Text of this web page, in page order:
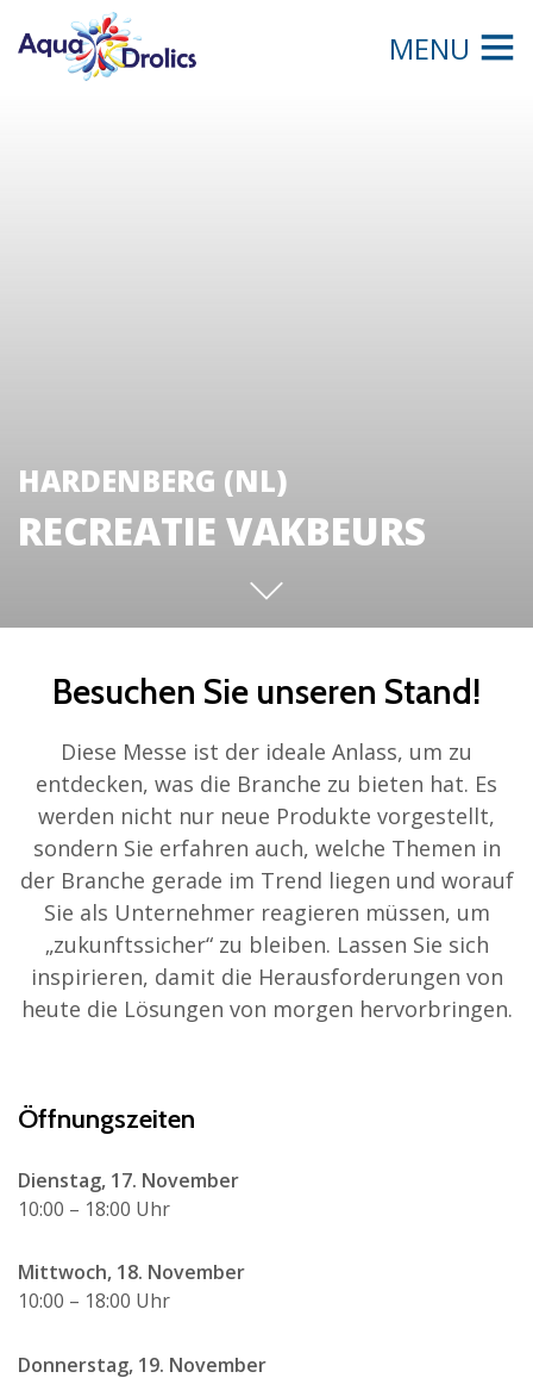
MENU
HARDENBERG (NL)
RECREATIE VAKBEURS
Besuchen Sie unseren Stand!
Diese Messe ist der ideale Anlass, um zu
entdecken, was die Branche zu bieten hat. Es
werden nicht nur neue Produkte vorgestellt,
sondern Sie erfahren auch, welche Themen in
der Branche gerade im Trend liegen und worauf
Sie als Unternehmer reagieren müssen, um
„zukunftssicher“ zu bleiben. Lassen Sie sich
inspirieren, damit die Herausforderungen von
heute die Lösungen von morgen hervorbringen.
Öffnungszeiten
Dienstag, 17. November
10:00 – 18:00 Uhr
Mittwoch, 18. November
10:00 – 18:00 Uhr
Donnerstag, 19. November